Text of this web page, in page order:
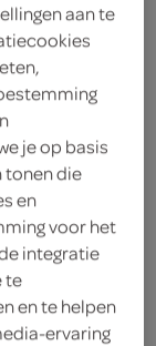
wijmeer
informatie
aan te
je op basis
tonen die
en
voor het
integratie
te
en te helpen
ervaring